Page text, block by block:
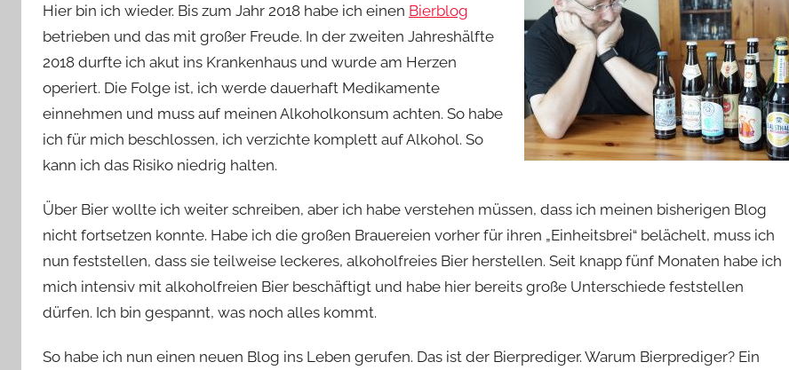
b
i
e
r
p
r
e
r
Hier bin ich wieder. Bis zum Jahr 2018 habe ich einen Bierblog
betrieben und das mit großer Freude. In der zweiten Jahreshälfte
2018 durfte ich akut ins Krankenhaus und wurde am Herzen
operiert. Die Folge ist, ich werde dauerhaft Medikamente
einnehmen und muss auf meinen Alkoholkonsum achten. So habe
ich für mich beschlossen, ich verzichte komplett auf Alkohol. So
kann ich das Risiko niedrig halten.
Über Bier wollte ich weiter schreiben, aber ich habe verstehen müssen, dass ich meinen bisherigen Blog
nicht fortsetzen konnte. Habe ich die großen Brauereien vorher für ihren „Einheitsbrei“ belächelt, muss ich
nun feststellen, dass sie teilweise leckeres, alkoholfreies Bier herstellen. Seit knapp fünf Monaten habe ich
mich intensiv mit alkoholfreien Bier beschäftigt und habe hier bereits große Unterschiede feststellen
dürfen. Ich bin gespannt, was noch alles kommt.
So habe ich nun einen neuen Blog ins Leben gerufen. Das ist der Bierprediger. Warum Bierprediger? Ein